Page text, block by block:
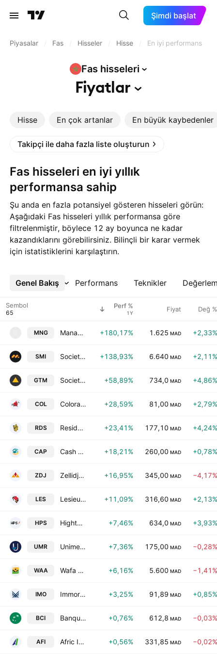
Şimdi başlat
Piyasalar Fas Hisseler Hisse En iyi performans
Fas hisseleri
Fiyatlar
Hisse En çok artanlar En büyük kaybedenler
Takipçi ile daha fazla liste oluşturun
Fas hisseleri en iyi yıllık
performansa sahip
Şu anda en fazla potansiyel gösteren hisseleri görün:
Aşağıdaki Fas hisseleri yıllık performansa göre
filtrelenmiştir, böylece 12 ay boyunca ne kadar
kazandıklarını görebilirsiniz. Bilinçli bir karar vermek
için istatistiklerini karşılaştırın.
Genel Bakış Performans Teknikler
Daha Fazla
Sembol Perf %
1Y Fiyat Değ %
MNG Managem SA +180,17% 1.625 MAD +2,33%
SMI Societe Metallurgique d'Imiter SA +138,93% 6.640 MAD +2,11%
GTM Societe Generale des Travaux du Maroc +58,89% 734,0 MAD +4,86%
COL Colorado SA +28,59% 81,00 MAD +2,79%
RDS Residences Dar Saada S.A. +23,41% 177,10 MAD +4,24%
CAP Cash plus S.A +18,21% 260,00 MAD +0,78%
ZDJ Zellidja (Ste) SA +16,95% 345,00 MAD −4,17%
LES Lesieur Cristal SA +11,09% 316,60 MAD +2,13%
HPS Hightech Payment Systems SA +7,46% 634,0 MAD +3,93%
UMR Unimer SA +7,36% 175,00 MAD −0,28%
WAA Wafa Assurance SA +6,16% 5.600 MAD −1,41%
IMO Immorente Invest SA +3,25% 91,89 MAD +0,85%
BCI Banque Marocaine pour le Commerce et l'Industrie +0,76% 612,8 MAD −0,03%
AFI Afric Industries SA +0,56% 331,85 MAD −0,02%